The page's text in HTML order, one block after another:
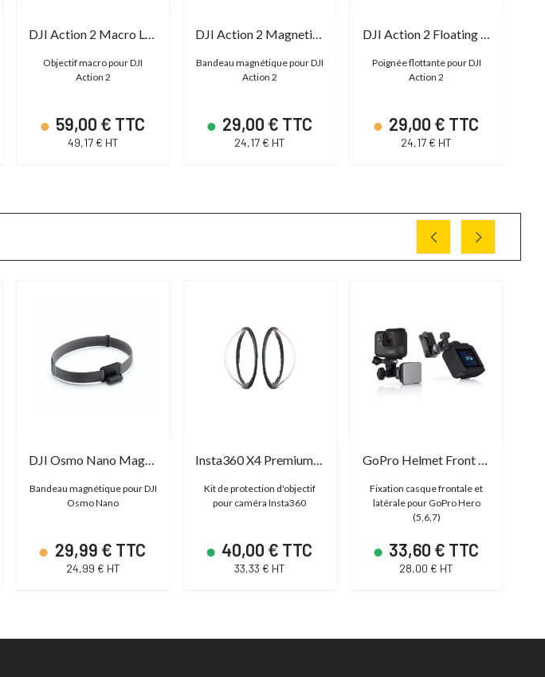
DJI Action 2 Macro Lens
Objectif macro pour DJI
Action 2
59,00 € TTC
49,17 € HT
DJI Action 2 Magnetic Headband
Bandeau magnétique pour DJI
Action 2
29,00 € TTC
24,17 € HT
DJI Action 2 Floating Handle
Poignée flottante pour DJI
Action 2
29,00 € TTC
24,17 € HT
DJI Osmo Nano Magnetic Headband
Bandeau magnétique pour DJI
Osmo Nano
29,99 € TTC
24,99 € HT
Kit de protection d'objectif
pour caméra Insta360
40,00 € TTC
33,33 € HT
Fixation casque frontale et
latérale pour GoPro Hero
(5,6,7)
33,60 € TTC
28,00 € HT